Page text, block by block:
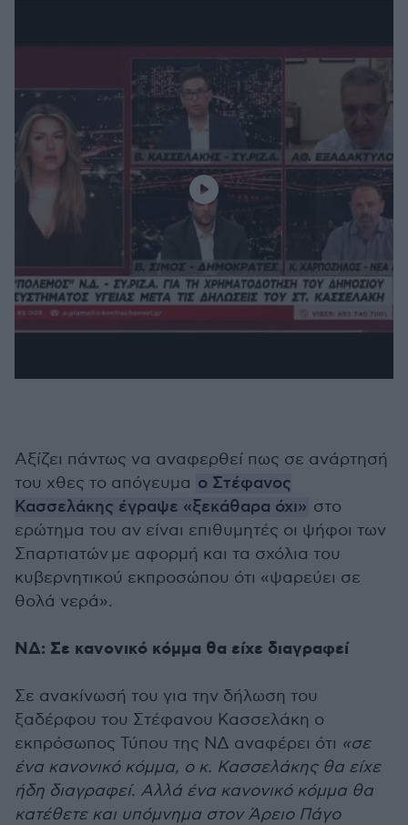
Αξίζει πάντως να αναφερθεί πως σε ανάρτησή
του χθες το απόγευμα ο Στέφανος
Κασσελάκης έγραψε «ξεκάθαρα όχι» στο
ερώτημα του αν είναι επιθυμητές οι ψήφοι των
Σπαρτιατών με αφορμή και τα σχόλια του
κυβερνητικού εκπροσώπου ότι «ψαρεύει σε
θολά νερά».
ΝΔ: Σε κανονικό κόμμα θα είχε διαγραφεί
Σε ανακίνωσή του για την δήλωση του
ξαδέρφου του Στέφανου Κασσελάκη ο
εκπρόσωπος Τύπου της ΝΔ αναφέρει ότι «σε
ένα κανονικό κόμμα, ο κ. Κασσελάκης θα είχε
ήδη διαγραφεί. Αλλά ένα κανονικό κόμμα θα
κατέθετε και υπόμνημα στον Άρειο Πάγο